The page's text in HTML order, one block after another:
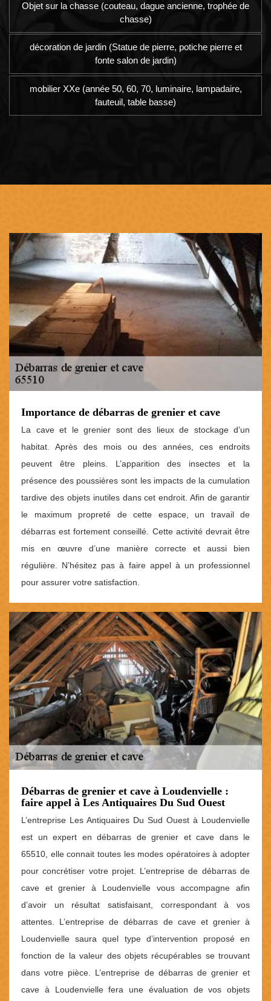
Objet sur la chasse (couteau, dague ancienne, trophée de
chasse)
décoration de jardin (Statue de pierre, potiche pierre et
fonte salon de jardin)
mobilier XXe (année 50, 60, 70, luminaire, lampadaire,
fauteuil, table basse)
Importance de débarras de grenier et cave
La cave et le grenier sont des lieux de stockage d’un
habitat. Après des mois ou des années, ces endroits
peuvent être pleins. L’apparition des insectes et la
présence des poussières sont les impacts de la cumulation
tardive des objets inutiles dans cet endroit. Afin de garantir
le maximum propreté de cette espace, un travail de
débarras est fortement conseillé. Cette activité devrait être
mis en œuvre d’une manière correcte et aussi bien
régulière. N’hésitez pas à faire appel à un professionnel
pour assurer votre satisfaction.
Débarras de grenier et cave à Loudenvielle :
faire appel à Les Antiquaires Du Sud Ouest
L’entreprise Les Antiquaires Du Sud Ouest à Loudenvielle
est un expert en débarras de grenier et cave dans le
65510, elle connait toutes les modes opératoires à adopter
pour concrétiser votre projet. L’entreprise de débarras de
cave et grenier à Loudenvielle vous accompagne afin
d’avoir un résultat satisfaisant, correspondant à vos
attentes. L’entreprise de débarras de cave et grenier à
Loudenvielle saura quel type d’intervention proposé en
fonction de la valeur des objets récupérables se trouvant
dans votre pièce. L’entreprise de débarras de grenier et
cave à Loudenvielle fera une évaluation de vos objets